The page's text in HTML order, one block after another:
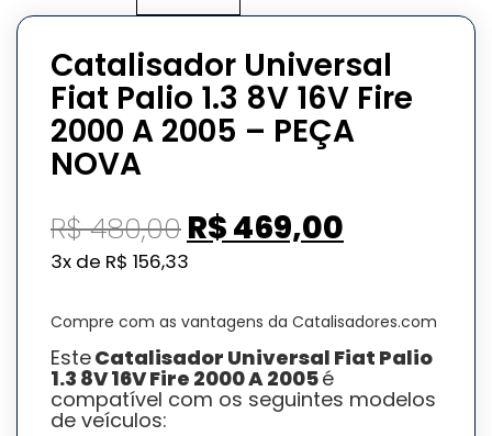
Catalisador Universal
Fiat Palio 1.3 8V 16V Fire
2000 A 2005 – PEÇA
NOVA
R$480,00 O
preço
original
era:
R$ 480,00.
R$469,00
preço
é:
R$
3x de R$ 156,33
Compre com as vantagens da Catalisadores.com
EsteCatalisador Universal Fiat Palio
1.3 8V 16V Fire 2000 A 2005é
compatível com os seguintes modelos
de veículos: